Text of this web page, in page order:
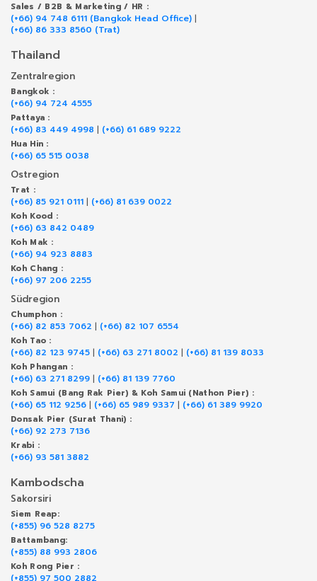
Sales / B2B & Marketing / HR :
(+66) 94 748 6111 (Bangkok Head Office) |
(+66) 86 333 8560 (Trat)
Thailand
Zentralregion
Bangkok :
(+66) 94 724 4555
Pattaya :
(+66) 83 449 4998 | (+66) 61 689 9222
Hua Hin :
(+66) 65 515 0038
Ostregion
Trat :
(+66) 85 921 0111 | (+66) 81 639 0022
Koh Kood :
(+66) 63 842 0489
Koh Mak :
(+66) 94 923 8883
Koh Chang :
(+66) 97 206 2255
Südregion
Chumphon :
(+66) 82 853 7062 | (+66) 82 107 6554
Koh Tao :
(+66) 82 123 9745 | (+66) 63 271 8002 | (+66) 81 139 8033
Koh Phangan :
(+66) 63 271 8299 | (+66) 81 139 7760
Koh Samui (Bang Rak Pier) & Koh Samui (Nathon Pier) :
(+66) 65 112 9256 | (+66) 65 989 9337 | (+66) 61 389 9920
Donsak Pier (Surat Thani) :
(+66) 92 273 7136
Krabi :
(+66) 93 581 3882
Kambodscha
Sakorsiri
Siem Reap:
(+855) 96 528 8275
Battambang:
(+855) 88 993 2806
Koh Rong Pier :
(+855) 97 500 2882